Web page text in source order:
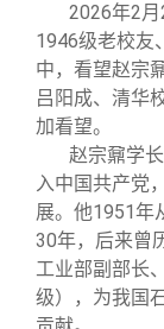
2026年2
1946级老校友
中，看望赵宗
吕阳成、清华
加看望。
赵宗鼐学
入中国共产党
展。他1951年
30年，后来曾
工业部副部长
级），为我国